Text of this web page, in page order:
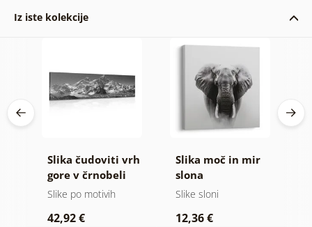
Iz iste kolekcije
Slika čudoviti vrh
gore v črnobeli
izvedbi
Slike po motivih
42,92 €
Slika moč in mir
slona
Slike sloni
12,36 €